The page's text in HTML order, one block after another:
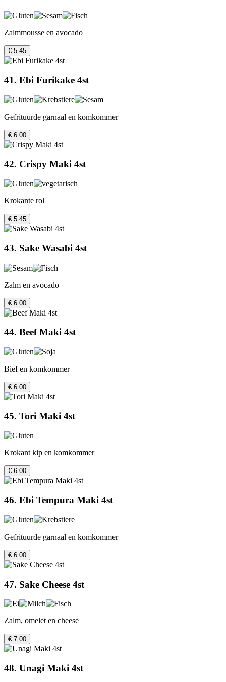
Zalmmousse en avocado
€ 5.45
41. Ebi Furikake 4st
Gefrituurde garnaal en komkommer
€ 6.00
42. Crispy Maki 4st
Krokante rol
€ 5.45
43. Sake Wasabi 4st
Zalm en avocado
€ 6.00
44. Beef Maki 4st
Bief en komkommer
€ 6.00
45. Tori Maki 4st
Krokant kip en komkommer
€ 6.00
46. Ebi Tempura Maki 4st
Gefrituurde garnaal en komkommer
€ 6.00
47. Sake Cheese 4st
Zalm, omelet en cheese
€ 7.00
48. Unagi Maki 4st